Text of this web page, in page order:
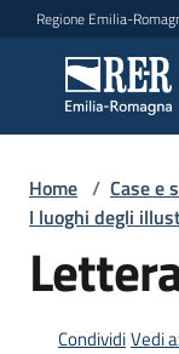
Vai al contenuto
Vai alla navigazione
Vai al footer
Regione Emilia-
Argomenti
Home / Case e
I luoghi degli
CondividiVedi